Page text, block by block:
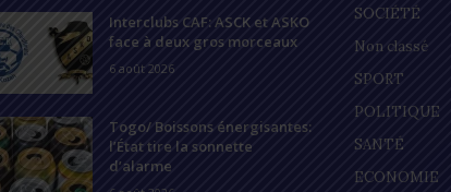
Interclubs CAF: ASCK et ASKO
face à deux gros morceaux
6 août 2026
Togo/ Boissons énergisantes:
l’État tire la sonnette
d’alarme
SOCIÉTÉ
Non classé
SPORT
POLITIQUE
SANTÉ
ECONOMIE